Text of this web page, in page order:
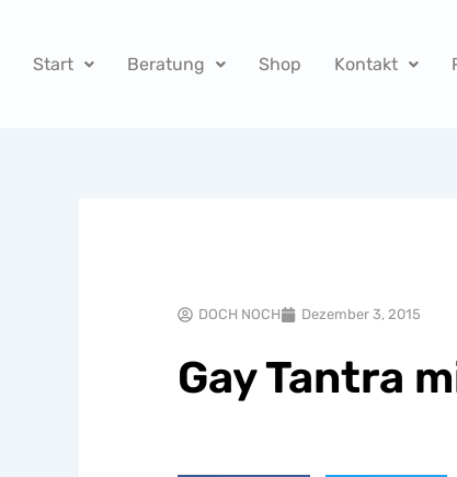
springen
Start Beratung Shop Kontakt
DOCH NOCH Dezember 3, 2015
Gay Tantra